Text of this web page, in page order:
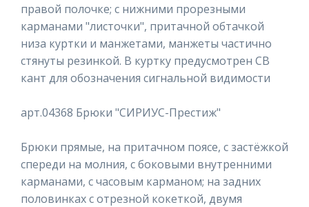
правой полочке; с нижними прорезными
карманами "листочки", притачной обтачкой
низа куртки и манжетами, манжеты частично
стянуты резинкой. В куртку предусмотрен СВ
кант для обозначения сигнальной видимости
арт.04368 Брюки "СИРИУС-Престиж"
Брюки прямые, на притачном поясе, с застёжкой
спереди на молния, с боковыми внутренними
карманами, с часовым карманом; на задних
половинках с отрезной кокеткой, двумя